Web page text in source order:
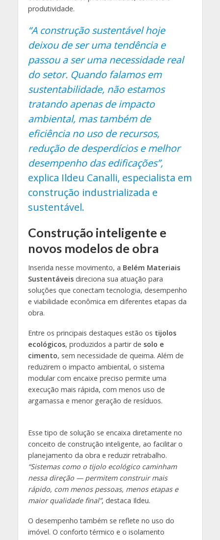
produtividade.
“A construção sustentável hoje
deixou de ser uma tendência e
passou a ser uma necessidade real
do setor. Quando falamos em
sustentabilidade, não estamos
tratando apenas de impacto
ambiental, mas também de
eficiência no uso de recursos,
redução de desperdícios e melhor
desempenho das edificações”,
explica Ildeu Canalli, especialista em
construção industrializada e
sustentável.
Construção inteligente e
novos modelos de obra
Inserida nesse movimento, a Belém Materiais
Sustentáveisdireciona sua atuação para
soluções que conectam tecnologia, desempenho
e viabilidade econômica em diferentes etapas da
obra.
Entre os principais destaques estão os tijolos
ecológicos, produzidos a partir de solo e
cimento, sem necessidade de queima. Além de
reduzirem o impacto ambiental, o sistema
modular com encaixe preciso permite uma
execução mais rápida, com menos uso de
argamassa e menor geração de resíduos.
Esse tipo de solução se encaixa diretamente no
conceito de construção inteligente, ao facilitar o
planejamento da obra e reduzir retrabalho.
“Sistemas como o tijolo ecológico caminham
nessa direção — permitem construir mais
rápido, com menos pessoas, menos etapas e
maior qualidade final”, destaca Ildeu.
O desempenho também se reflete no uso do
imóvel. O conforto térmico e o isolamento